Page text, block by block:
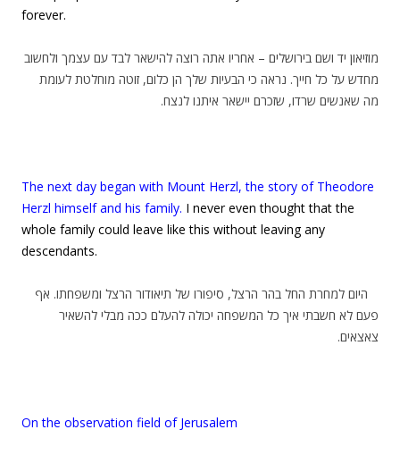
forever.
מוזיאון יד ושם בירושלים – אחריו אתה רוצה להישאר לבד עם עצמך ולחשוב
מחדש על כל חייך. נראה כי הבעיות שלך הן כלום, זוטה מוחלטת לעומת
מה שאנשים שרדו, שזכרם יישאר איתנו לנצח.
The next day began with Mount Herzl, the story of Theodore
Herzl himself and his family. I never even thought that the
whole family could leave like this without leaving any
descendants.
היום למחרת החל בהר הרצל, סיפורו של תיאודור הרצל ומשפחתו. אף
פעם לא חשבתי איך כל המשפחה יכולה להעלם ככה מבלי להשאיר
צאצאים.
On the observation field of Jerusalem